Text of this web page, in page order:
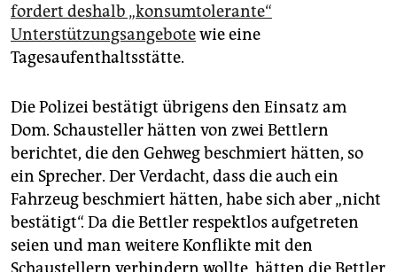
fordert deshalb „konsumtolerante“
Unterstützungsangebotewie eine
Tagesaufenthaltsstätte.
Die Polizei bestätigt übrigens den Einsatz am
Dom. Schausteller hätten von zwei Bettlern
berichtet, die den Gehweg beschmiert hätten, so
ein Sprecher. Der Verdacht, dass die auch ein
Fahrzeug beschmiert hätten, habe sich aber „nicht
bestätigt“. Da die Bettler respektlos aufgetreten
seien und man weitere Konflikte mit den